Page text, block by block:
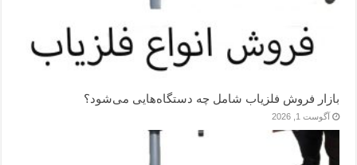
بازار فروش فلزیاب شامل چه دستگاه‌هایی می‌شود؟
آگوست 1, 2026